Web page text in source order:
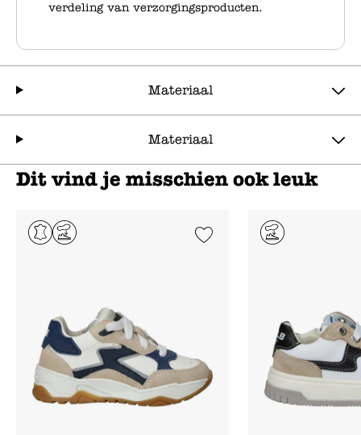
verdeling van verzorgingsproducten.
Materiaal
Materiaal
Dit vind je misschien ook leuk
Add to Wishlist